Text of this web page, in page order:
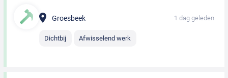
Groesbeek 1 dag geleden
Dichtbij Afwisselend werk